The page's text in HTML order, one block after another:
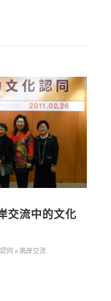
交流中的文化
同 # 兩岸交流